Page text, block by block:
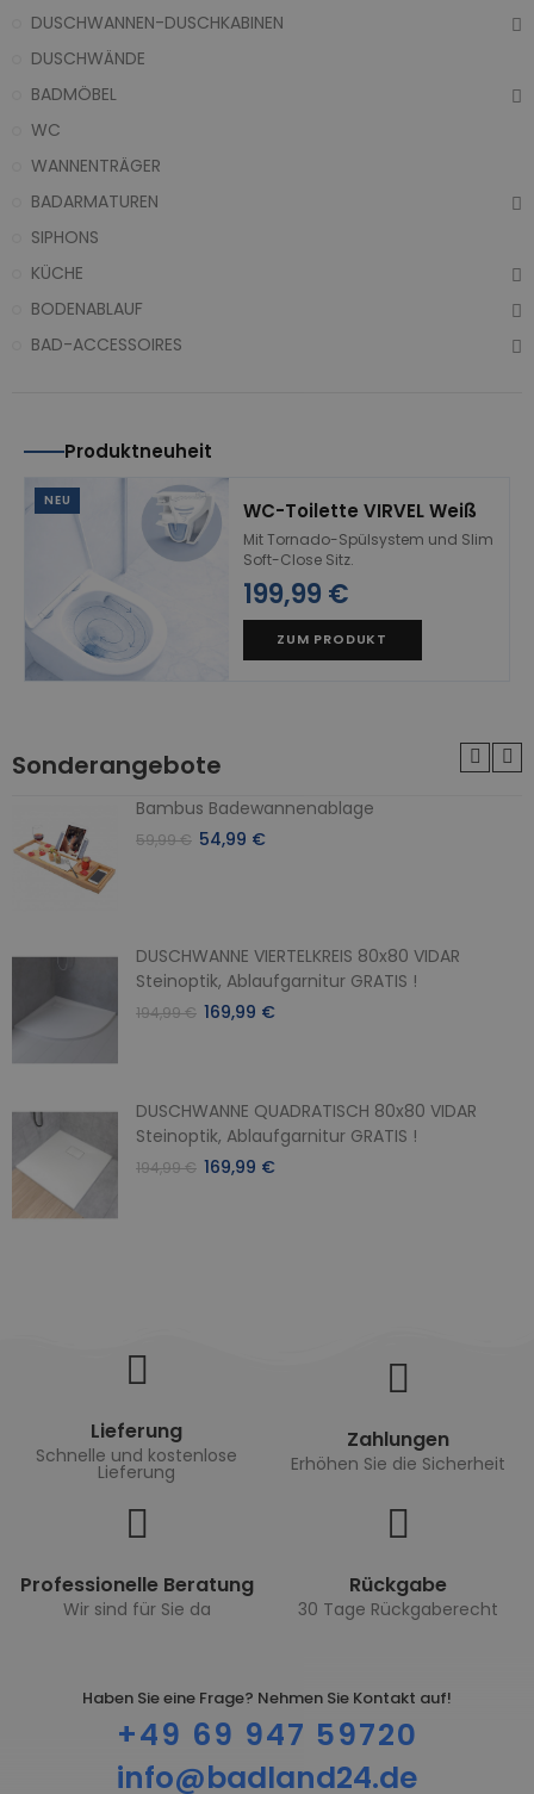
DUSCHWANNEN-DUSCHKABINEN
DUSCHWÄNDE
BADMÖBEL
WC
WANNENTRÄGER
BADARMATUREN
SIPHONS
KÜCHE
BODENABLAUF
BAD-ACCESSOIRES
Produktneuheit
NEU WC-Toilette VIRVEL Weiß
Mit Tornado-Spülsystem und Slim
Soft-Close Sitz.
199,99 €
ZUM PRODUKT
Sonderangebote
Bambus Badewannenablage
59,99 € 54,99 €
DUSCHWANNE VIERTELKREIS 80x80 VIDAR
Steinoptik, Ablaufgarnitur GRATIS !
194,99 € 169,99 €
DUSCHWANNE QUADRATISCH 80x80 VIDAR
Steinoptik, Ablaufgarnitur GRATIS !
194,99 € 169,99 €
Lieferung
Schnelle und kostenlose
Lieferung
Zahlungen
Erhöhen Sie die Sicherheit
Professionelle Beratung
Wir sind für Sie da
Rückgabe
30 Tage Rückgaberecht
Haben Sie eine Frage? Nehmen Sie Kontakt auf!
+49 69 947 59720
info@badland24.de